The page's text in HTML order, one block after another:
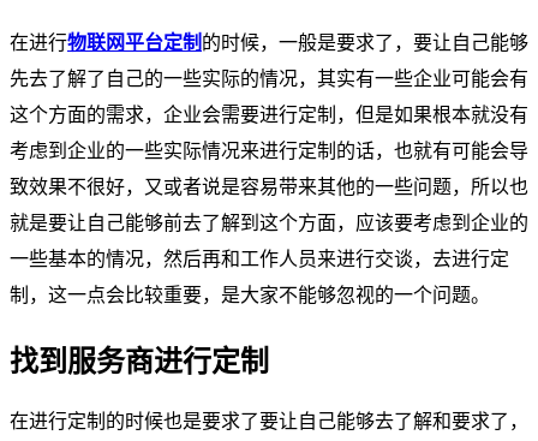
在进行物联网平台定制 的时候，一般是要求了，要让自己能够
先去了解了自己的一些实际的情况，其实有一些企业可能会有
这个方面的需求，企业会需要进行定制，但是如果根本就没有
考虑到企业的一些实际情况来进行定制的话，也就有可能会导
致效果不很好，又或者说是容易带来其他的一些问题，所以也
就是要让自己能够前去了解到这个方面，应该要考虑到企业的
一些基本的情况，然后再和工作人员来进行交谈，去进行定
制，这一点会比较重要，是大家不能够忽视的一个问题。
找到服务商进行定制
在进行定制的时候也是要求了要让自己能够去了解和要求了，